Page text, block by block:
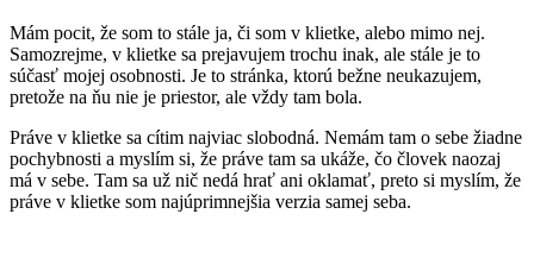
Mám pocit, že som to stále ja, či som v klietke, alebo mimo nej.
Samozrejme, v klietke sa prejavujem trochu inak, ale stále je to
súčasť mojej osobnosti. Je to stránka, ktorú bežne neukazujem,
pretože na ňu nie je priestor, ale vždy tam bola.
Práve v klietke sa cítim najviac slobodná. Nemám tam o sebe žiadne
pochybnosti a myslím si, že práve tam sa ukáže, čo človek naozaj
má v sebe. Tam sa už nič nedá hrať ani oklamať, preto si myslím, že
práve v klietke som najúprimnejšia verzia samej seba.